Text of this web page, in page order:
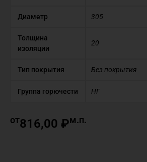
Диаметр 305
Толщина
изоляции
20
Тип покрытия Без покрытия
Группа горючести НГ
от816,00 ₽м.п.